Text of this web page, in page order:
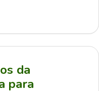
da
para